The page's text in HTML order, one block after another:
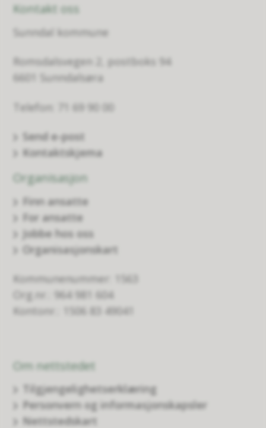
Kontakt oss
Sunndal kommune
Romsdalsvegen 2, postboks 94
6601 Sunndalsøra
Telefon: 71 69 90 00
Send e-post
Kontaktskjema
Organisasjon
Finn ansatte
For ansatte
Jobbe hos oss
Organisasjonskart
Kommunenummer: 1563
Org.nr.: 964 981 604
Kontonr.: 1506 83 49041
Om nettstedet
Tilgjengelighetserklæring
Personvern og informasjonskapsler
Nettstedskart